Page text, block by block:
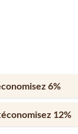
6%
économisez 12%